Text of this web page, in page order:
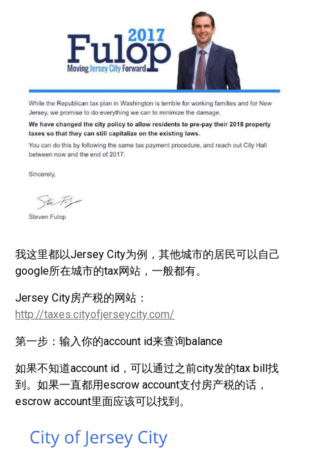
我这里都以Jersey City为例，其他城市的居民可以自己
google所在城市的tax网站，一般都有。
Jersey City房产税的网站：
http://taxes.cityofjerseycity.com/
第一步：输入你的account id来查询balance
如果不知道account id，可以通过之前city发的tax bill找
到。如果一直都用escrow account支付房产税的话，
escrow account里面应该可以找到。